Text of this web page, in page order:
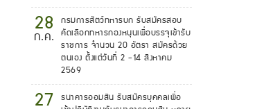
28
ก.ค.
กรมการสัตว์ทหารบก รับสมัครสอบ
คัดเลือกทหารกองหนุนเพื่อบรรจุเข้ารับ
ราชการ จำนวน 20 อัตรา สมัครด้วย
ตนเอง ตั้งแต่วันที่ 2 -14 สิงหาคม
2569
27 ธนาคารออมสิน รับสมัครบุคคลเพื่อ